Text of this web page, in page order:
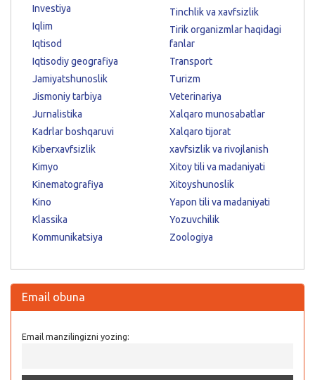
Investiya
Iqlim
Iqtisod
Iqtisodiy geografiya
Jamiyatshunoslik
Jismoniy tarbiya
Jurnalistika
Kadrlar boshqaruvi
Kiberxavfsizlik
Kimyo
Kinematografiya
Kino
Klassika
Kommunikatsiya
Tinchlik va xavfsizlik
Tirik organizmlar haqidagi
fanlar
Transport
Turizm
Veterinariya
Xalqaro munosabatlar
Xalqaro tijorat
xavfsizlik va rivojlanish
Xitoy tili va madaniyati
Xitoyshunoslik
Yapon tili va madaniyati
Yozuvchilik
Zoologiya
Email obuna
Email manzilingizni yozing: